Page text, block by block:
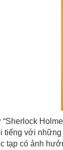
tiếng với
tạp có ảnh